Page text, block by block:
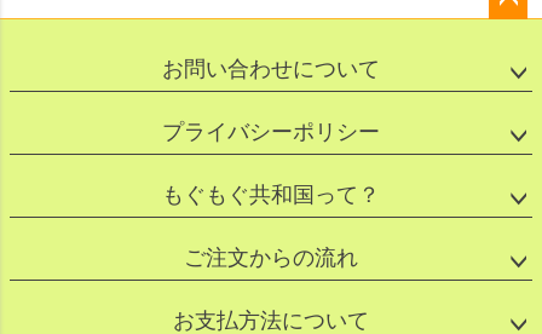
ップ
お問い合わせについて
プライバシーポリシー
もぐもぐ共和国って？
ご注文からの流れ
お支払方法について